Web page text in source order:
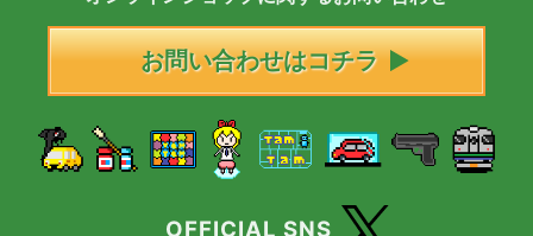
お問い合わせはコチラ
OFFICIAL SNS